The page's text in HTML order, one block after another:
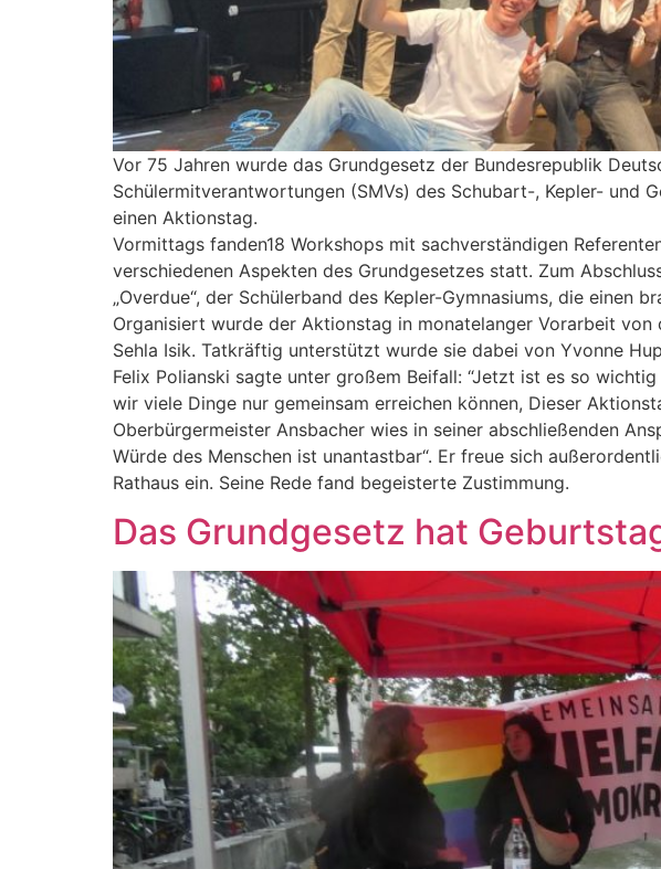
Vor 75 Jahren wurde das Grundgesetz der Bundesrepublik
Schülermitverantwortungen (SMVs) des Schubart-, Kepler- und
einen Aktionstag.
Vormittags fanden18 Workshops mit sachverständigen
verschiedenen Aspekten des Grundgesetzes statt. Zum
„Overdue“, der Schülerband des Kepler-Gymnasiums, die einen
Organisiert wurde der Aktionstag in monatelanger Vorarbeit von
Sehla Isik. Tatkräftig unterstützt wurde sie dabei von Yvonne
Felix Polianski sagte unter großem Beifall: “Jetzt ist es so
wir viele Dinge nur gemeinsam erreichen können, Dieser
Oberbürgermeister Ansbacher wies in seiner abschließenden
Würde des Menschen ist unantastbar“. Er freue sich
Rathaus ein. Seine Rede fand begeisterte Zustimmung.
Das Grundgesetz hat